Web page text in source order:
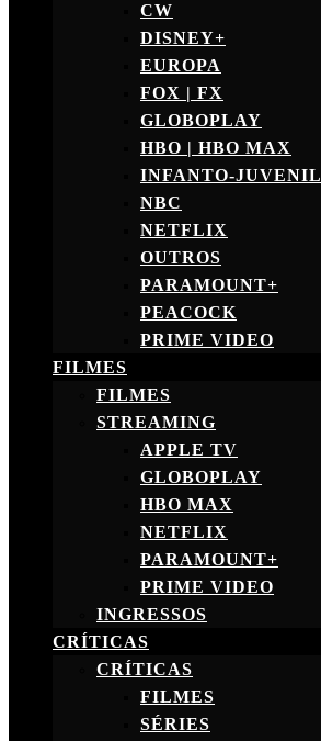
CW
DISNEY+
EUROPA
FOX | FX
GLOBOPLAY
HBO | HBO MAX
INFANTO-JUVENIL
NBC
NETFLIX
OUTROS
PARAMOUNT+
PEACOCK
PRIME VIDEO
FILMES
FILMES
STREAMING
APPLE TV
GLOBOPLAY
HBO MAX
NETFLIX
PARAMOUNT+
PRIME VIDEO
INGRESSOS
CRÍTICAS
CRÍTICAS
FILMES
SÉRIES